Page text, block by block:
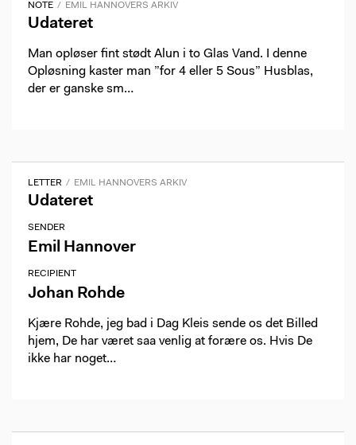
NOTE EMIL HANNOVERS ARKIV
Udateret
Man opløser fint stødt Alun i to Glas Vand. I denne
Opløsning kaster man ”for 4 eller 5 Sous” Husblas,
der er ganske sm…
LETTER EMIL HANNOVERS ARKIV
Udateret
SENDER
Emil Hannover
RECIPIENT
Johan Rohde
Kjære Rohde, jeg bad i Dag Kleis sende os det Billed
hjem, De har været saa venlig at forære os. Hvis De
ikke har noget…